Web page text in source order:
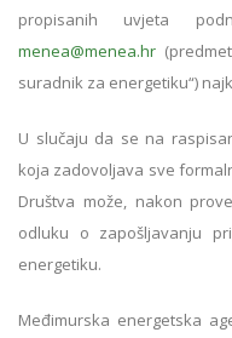
propisanih uvjeta
menea@menea.hr
suradnik za energetiku“)
U slučaju da se na
koja zadovoljava sve
Društva može, nakon
odluku o zapošljavanju
energetiku.
Međimurska energetska